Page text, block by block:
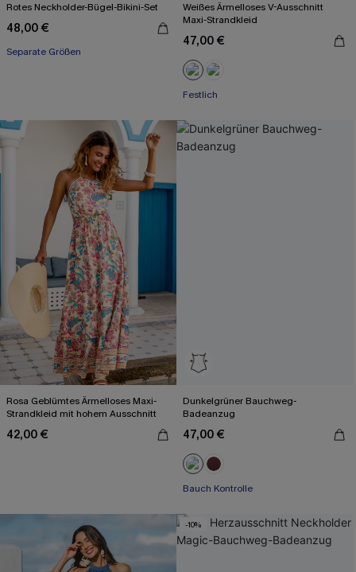
Rotes Neckholder-Bügel-Bikini-Set
48,00 €
Separate Größen
Weißes Ärmelloses V-Ausschnitt
Maxi-Strandkleid
47,00 €
Festlich
Rosa Geblümtes Ärmelloses Maxi-
Strandkleid mit hohem Ausschnitt
42,00 €
Dunkelgrüner Bauchweg-
Badeanzug
47,00 €
Bauch Kontrolle
-10%